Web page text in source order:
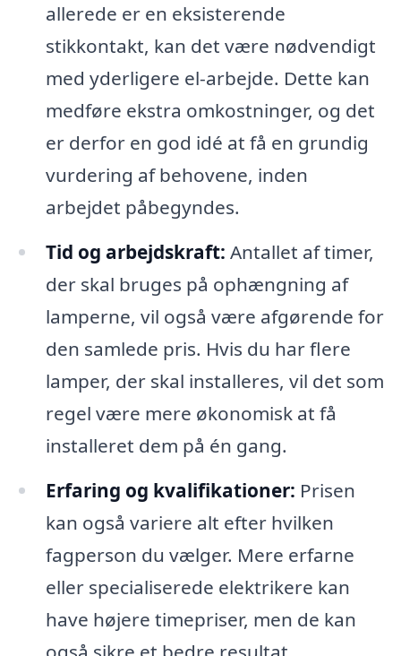
allerede er en eksisterende
stikkontakt, kan det være nødvendigt
med yderligere el-arbejde. Dette kan
medføre ekstra omkostninger, og det
er derfor en god idé at få en grundig
vurdering af behovene, inden
arbejdet påbegyndes.
Tid og arbejdskraft: Antallet af timer,
der skal bruges på ophængning af
lamperne, vil også være afgørende for
den samlede pris. Hvis du har flere
lamper, der skal installeres, vil det som
regel være mere økonomisk at få
installeret dem på én gang.
Erfaring og kvalifikationer: Prisen
kan også variere alt efter hvilken
fagperson du vælger. Mere erfarne
eller specialiserede elektrikere kan
have højere timepriser, men de kan